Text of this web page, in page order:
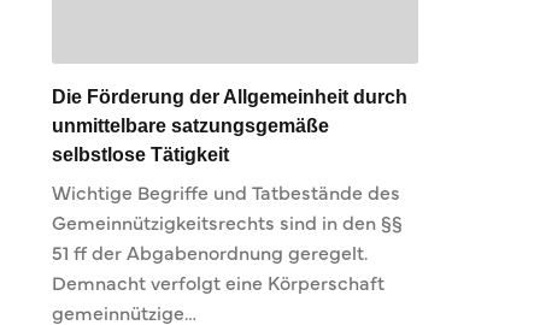
Die Förderung der Allgemeinheit durch
unmittelbare satzungsgemäße
selbstlose Tätigkeit
Wichtige Begriffe und Tatbestände des
Gemeinnützigkeitsrechts sind in den §§
51 ff der Abgabenordnung geregelt.
Demnacht verfolgt eine Körperschaft
gemeinnützige…